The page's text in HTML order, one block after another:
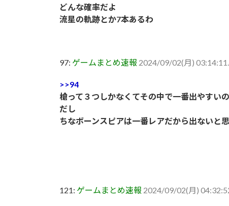
どんな確率だよ
流星の軌跡とか7本あるわ
97: ゲームまとめ速報 2024/09/02(月)
>>94
槍って３つしかなくてその中で一番出やすい
だし
ちなボーンスピアは一番レアだから出ないと
121: ゲームまとめ速報 2024/09/02(月)